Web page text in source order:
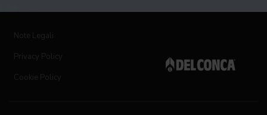
Note Legali
Privacy Policy
Cookie Policy